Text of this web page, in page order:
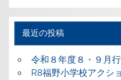
最近の投稿
令和８年度８・９月
R8福野小学校アクシ